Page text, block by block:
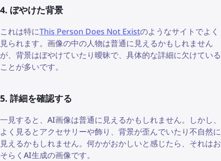
4. ぼやけた背景
これは特にThis Person Does Not Existのようなサイトでよく
見られます。画像の中の人物は普通に見えるかもしれません
が、背景はぼやけていたり曖昧で、具体的な詳細に欠けている
ことが多いです。
5. 詳細を確認する
一見すると、AI画像は普通に見えるかもしれません。しかし、
よく見るとアクセサリーや飾り、背景が歪んでいたり不自然に
見えるかもしれません。何かがおかしいと感じたら、それはお
そらくAI生成の画像です。